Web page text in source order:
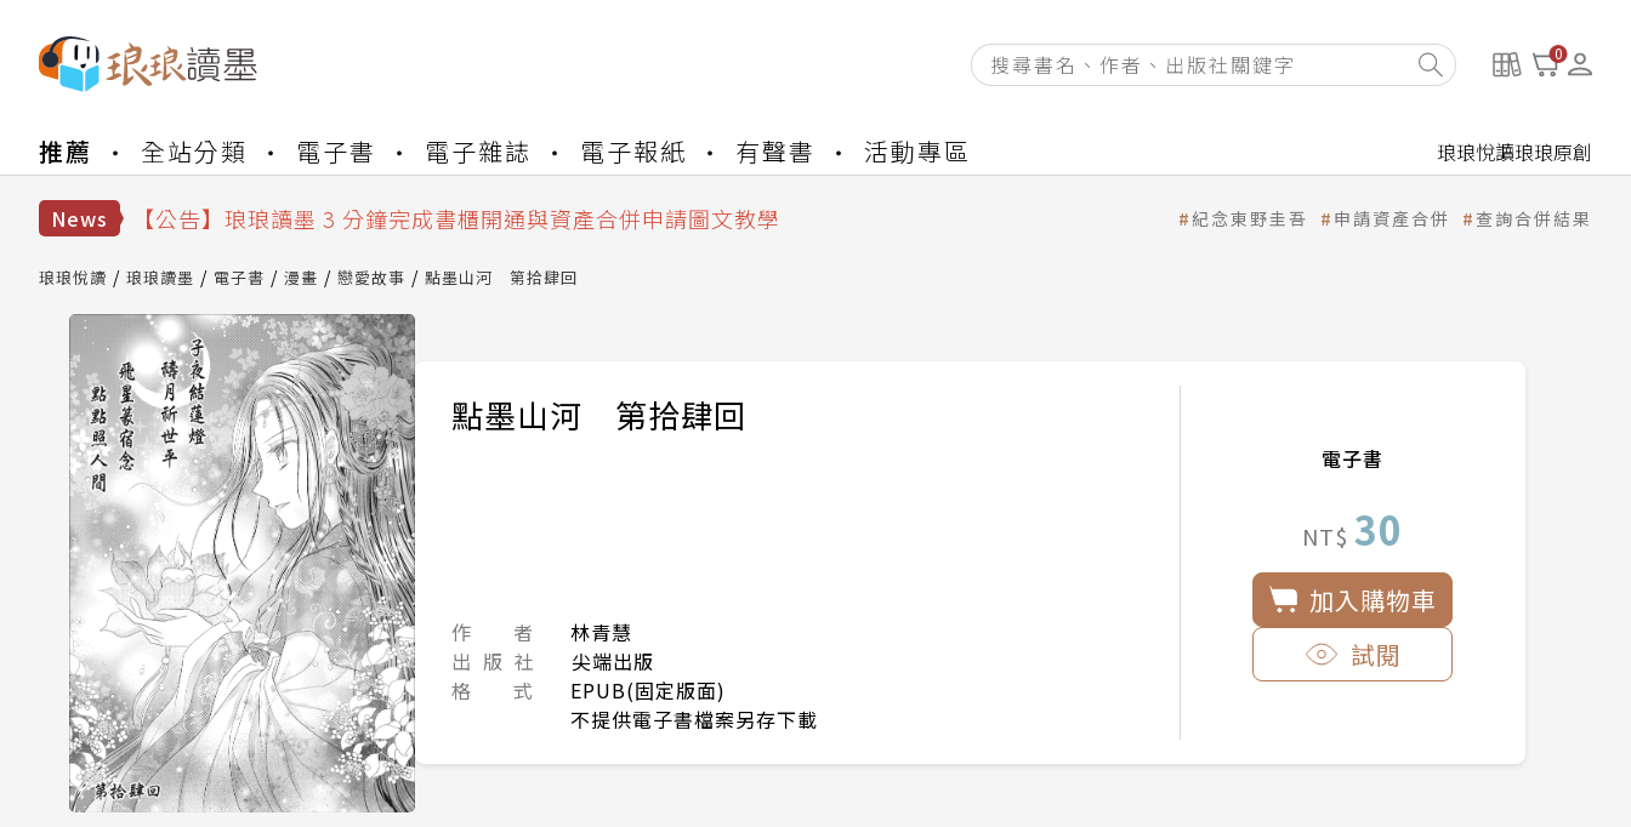
0
推薦 全站分類 電子書 電子雜誌 電子報紙 有聲書 活動專區 琅琅悅讀琅琅原創
News
【公告】琅琅讀墨數位閱讀資產合併與書櫃開通申請
【公告】琅琅讀墨 3 分鐘完成書櫃開通與資產合併申請圖文教學
【公告】琅琅讀墨數位閱讀資產合併與書櫃開通申請
紀念東野圭吾 申請資產合併 查詢合併結果
琅琅悅讀 琅琅讀墨 電子書 漫畫 戀愛故事 點墨山河 第拾肆回
點墨山河 第拾肆回
作 者
林青慧
出 版 社
尖端出版
格 式
EPUB(固定版面)
不提供電子書檔案另存下載
電子書
NT$ 30
加入購物車
試閱